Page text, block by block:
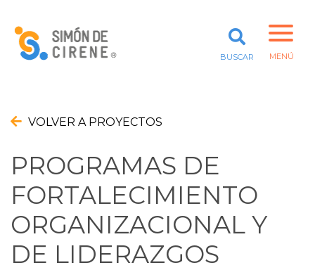
BUSCAR MENÚ
PARA ORGANIZACIONES SOCIALES
CONSULTORÍA
COMUNITARIO
PROYECTOS
VALOR COMPARTIDO
VOLVER A PROYECTOS
PROGRAMAS DE
FORTALECIMIENTO
ORGANIZACIONAL Y
DE LIDERAZGOS